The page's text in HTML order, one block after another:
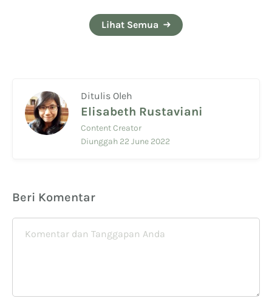
Lihat Semua
Ditulis Oleh
Elisabeth Rustaviani
Content Creator
Diunggah 22 June 2022
Beri Komentar